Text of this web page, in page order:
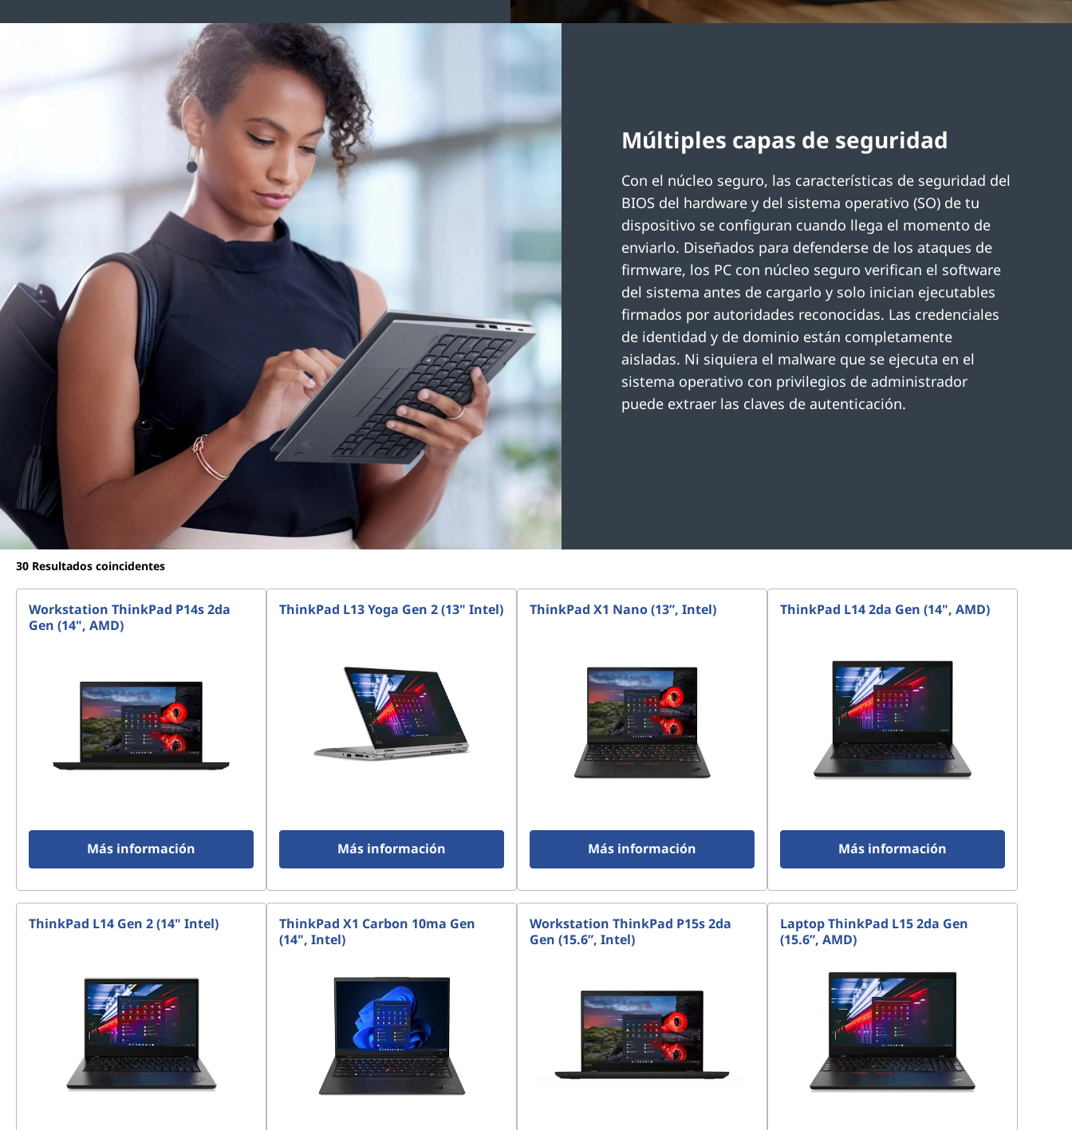
Múltiples capas de seguridad
Con el núcleo seguro, las características de seguridad del
BIOS del hardware y del sistema operativo (SO) de tu
dispositivo se configuran cuando llega el momento de
enviarlo. Diseñados para defenderse de los ataques de
firmware, los PC con núcleo seguro verifican el software
del sistema antes de cargarlo y solo inician ejecutables
firmados por autoridades reconocidas. Las credenciales
de identidad y de dominio están completamente
aisladas. Ni siquiera el malware que se ejecuta en el
sistema operativo con privilegios de administrador
puede extraer las claves de autenticación.
30 Resultados coincidentes
Workstation ThinkPad P14s 2da
Gen (14", AMD)
Más información
ThinkPad L13 Yoga Gen 2 (13" Intel)
Más información
ThinkPad X1 Nano (13”, Intel)
Más información
ThinkPad L14 2da Gen (14", AMD)
Más información
ThinkPad L14 Gen 2 (14" Intel)
ThinkPad X1 Carbon 10ma Gen
(14", Intel)
Workstation ThinkPad P15s 2da
Gen (15.6”, Intel)
Laptop ThinkPad L15 2da Gen
(15.6”, AMD)